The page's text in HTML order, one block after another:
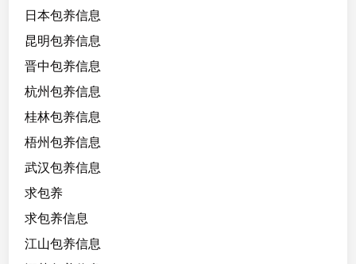
日本包养信息
昆明包养信息
晋中包养信息
杭州包养信息
桂林包养信息
梧州包养信息
武汉包养信息
求包养
求包养信息
江山包养信息